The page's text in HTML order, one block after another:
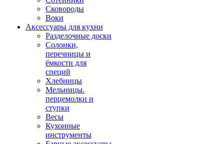
Сковороды
Воки
Аксессуары для кухни
Разделочные доски
Солонки,
перечницы и
ёмкости для
специй
Хлебницы
Мельницы.
перцемолки и
ступки
Весы
Кухонные
инструменты